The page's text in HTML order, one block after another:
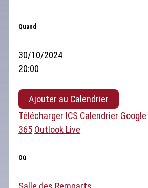
Quand
30/10/2024
20:00
Ajouter au Calendrier
Télécharger ICS Calendrier Google
365 Outlook Live
Où